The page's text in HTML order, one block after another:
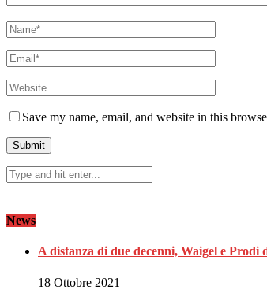
Save my name, email, and website in this
News
A distanza di due decenni, Waigel e Prodi
18 Ottobre 2021